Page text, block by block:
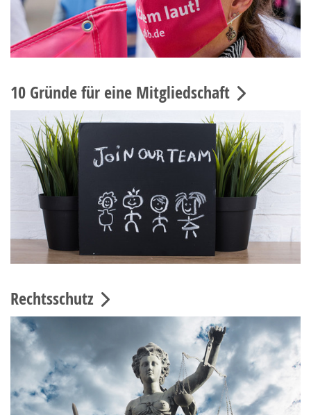
10 Gründe für eine Mitgliedschaft
Rechtsschutz